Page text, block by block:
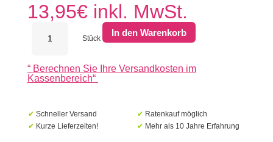
13,95€ inkl. MwSt.
Slimline
80
mm
Stück
In den Warenkorb
“ Berechnen Sie Ihre Versandkosten im
Kassenbereich“
✔ Schneller Versand ✔ Ratenkauf möglich
✔ Kurze Lieferzeiten! ✔ Mehr als 10 Jahre Erfahrung